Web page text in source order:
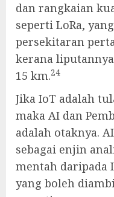
dan rangkaian
seperti LoRa,
persekitaran
kerana
15 km.24
Jika IoT adalah
maka AI dan
adalah otaknya.
sebagai enjin
mentah daripada
yang boleh